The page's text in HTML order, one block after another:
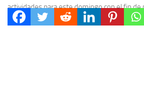
actividades para este domingo con el fin
y el uso público del...